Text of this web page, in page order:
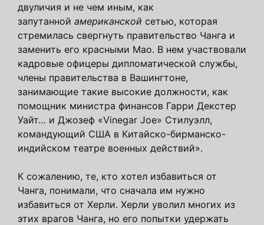
двуличия и не чем иным, как
запутанной американской сетью, которая
стремилась свергнуть правительство Чанга и
заменить его красными Мао. В нем участвовали
кадровые офицеры дипломатической службы,
члены правительства в Вашингтоне,
занимающие такие высокие должности, как
помощник министра финансов Гарри Декстер
Уайт… и Джозеф «Vinegar Joe» Стилуэлл,
командующий США в Китайско-бирманско-
индийском театре военных действий».
К сожалению, те, кто хотел избавиться от
Чанга, понимали, что сначала им нужно
избавиться от Херли. Херли уволил многих из
этих врагов Чанга, но его попытки удержать